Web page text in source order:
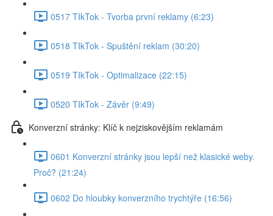
0517 TIkTok - Tvorba první reklamy (6:23)
0518 TIkTok - Spuštění reklam (30:20)
0519 TIkTok - Optimalizace (22:15)
0520 TIkTok - Závěr (9:49)
Konverzní stránky: Klíč k nejziskovějším reklamám
0601 Konverzní stránky jsou lepší než klasické weby.
Proč? (21:24)
0602 Do hloubky konverzního trychtýře (16:56)